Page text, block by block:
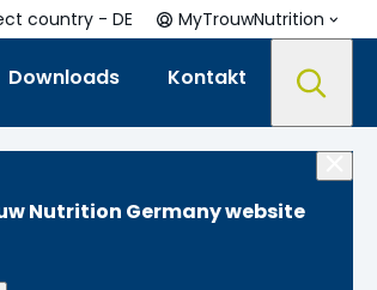
Downloads Kontakt
country - DE MyTrouwNutrition
Nutrition Germany website